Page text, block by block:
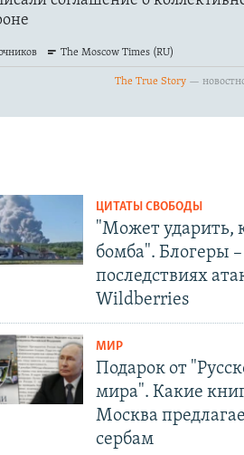
ЦИТАТЫ СВОБОДЫ
"Может ударить,
бомба". Блогеры –
последствиях
Wildberries
МИР
Подарок от
мира". Какие
Москва
сербам